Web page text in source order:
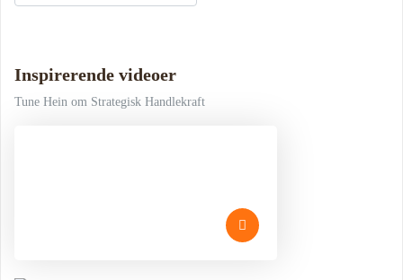
Inspirerende videoer
Tune Hein om Strategisk Handlekraft